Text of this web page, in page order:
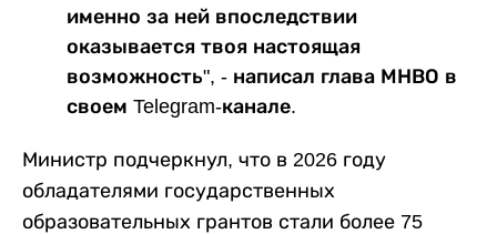
именно за ней впоследствии
оказывается твоя настоящая
возможность", - написал глава МНВО в
своем Telegram-канале.
Министр подчеркнул, что в 2026 году
обладателями государственных
образовательных грантов стали более 75